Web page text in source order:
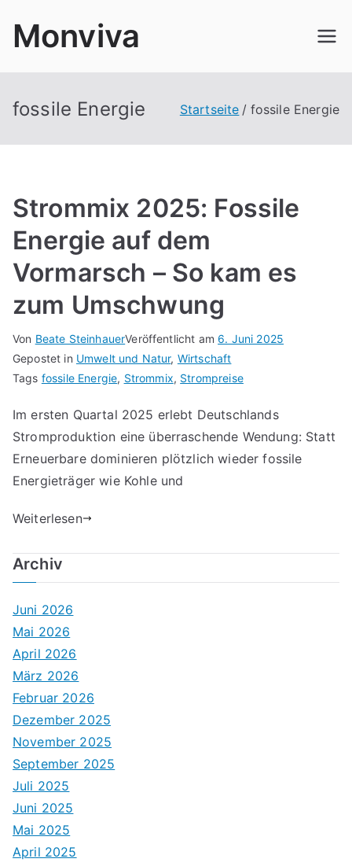
InhaltMonviva
fossile Energie Startseite fossile Energie
Strommix 2025: Fossile
Energie auf dem
Vormarsch – So kam es
zum Umschwung
Von Beate SteinhauerVeröffentlicht am 6. Juni 2025
Gepostet in Umwelt und Natur, Wirtschaft
Tags fossile Energie, Strommix, Strompreise
Im ersten Quartal 2025 erlebt Deutschlands
Stromproduktion eine überraschende Wendung: Statt
Erneuerbare dominieren plötzlich wieder fossile
Energieträger wie Kohle und
Weiterlesen
Archiv
Juni 2026
Mai 2026
April 2026
März 2026
Februar 2026
Dezember 2025
November 2025
September 2025
Juli 2025
Juni 2025
Mai 2025
April 2025